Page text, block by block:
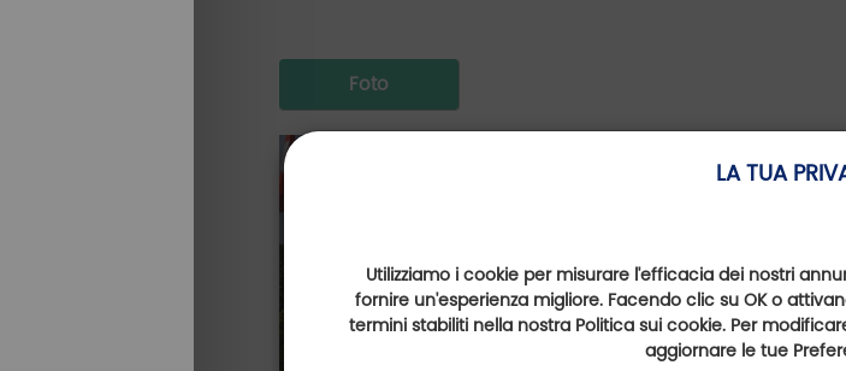
LA TUA
Utilizziamo i cookie per misurare l'efficacia dei nostri
fornire un'esperienza migliore. Facendo clic su OK o
termini stabiliti nella nostra Politica sui cookie. Per
aggiornare le tue
Foto